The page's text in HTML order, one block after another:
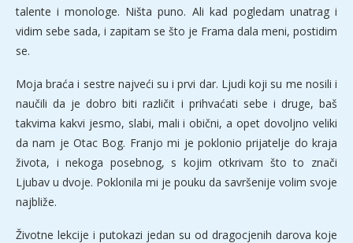
talente i monologe. Ništa puno. Ali kad pogledam unatrag i
vidim sebe sada, i zapitam se što je Frama dala meni, postidim
se.
Moja braća i sestre najveći su i prvi dar. Ljudi koji su me nosili i
naučili da je dobro biti različit i prihvaćati sebe i druge, baš
takvima kakvi jesmo, slabi, mali i obični, a opet dovoljno veliki
da nam je Otac Bog. Franjo mi je poklonio prijatelje do kraja
života, i nekoga posebnog, s kojim otkrivam što to znači
Ljubav u dvoje. Poklonila mi je pouku da savršenije volim svoje
najbliže.
Životne lekcije i putokazi jedan su od dragocjenih darova koje